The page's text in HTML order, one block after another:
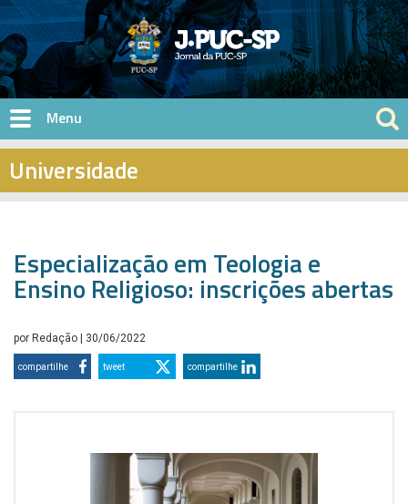
Pular para o conteúdo principal
Universidade
Especialização em Teologia e
Ensino Religioso: inscrições abertas
por Redação | 30/06/2022
compartilhe tweet compartilhe